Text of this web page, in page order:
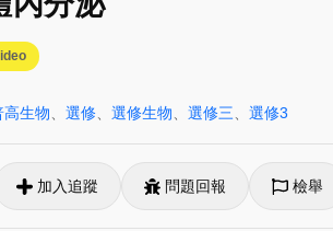
高生物 選修 選修生物 選修三 選修3
加入追蹤 問題回報 檢舉